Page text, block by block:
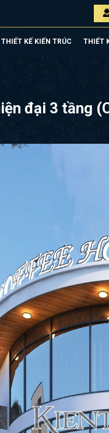
THIẾT KẾ KIẾN TRÚC THIẾT
đại 3 tầng